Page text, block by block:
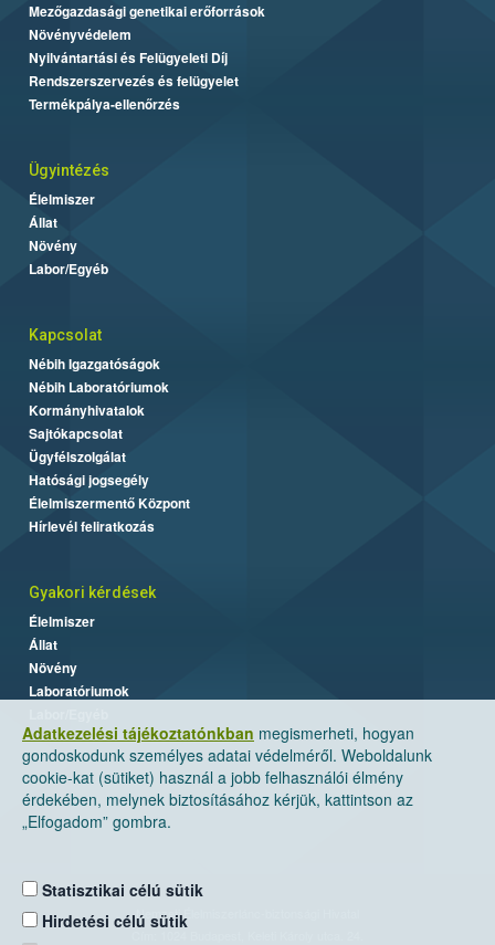
Adatkezelési tájékoztatónkban megismerheti, hogyan
gondoskodunk személyes adatai védelméről. Weboldalunk
cookie-kat (sütiket) használ a jobb felhasználói élmény
érdekében, melynek biztosításához kérjük, kattintson az
„Elfogadom” gombra.
Statisztikai célú sütik
Hirdetési célú sütik
Mezőgazdasági genetikai erőforrások
Növényvédelem
Nyilvántartási és Felügyeleti Díj
Rendszerszervezés és felügyelet
Termékpálya-ellenőrzés
Ügyintézés
Élelmiszer
Állat
Növény
Labor/Egyéb
Kapcsolat
Nébih Igazgatóságok
Nébih Laboratóriumok
Kormányhivatalok
Sajtókapcsolat
Ügyfélszolgálat
Hatósági jogsegély
Élelmiszermentő Központ
Hírlevél feliratkozás
Gyakori kérdések
Élelmiszer
Állat
Növény
Laboratóriumok
Nemzeti Élelmiszerlánc-biztonsági Hivatal